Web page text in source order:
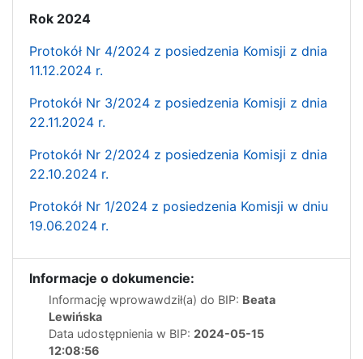
Rok 2024
Protokół Nr 4/2024 z posiedzenia Komisji z dnia
11.12.2024 r.
Protokół Nr 3/2024 z posiedzenia Komisji z dnia
22.11.2024 r.
Protokół Nr 2/2024 z posiedzenia Komisji z dnia
22.10.2024 r.
Protokół Nr 1/2024 z posiedzenia Komisji w dniu
19.06.2024 r.
Informacje o dokumencie:
Informację wprowawdził(a) do BIP: Beata
Lewińska
Data udostępnienia w BIP: 2024-05-15
12:08:56